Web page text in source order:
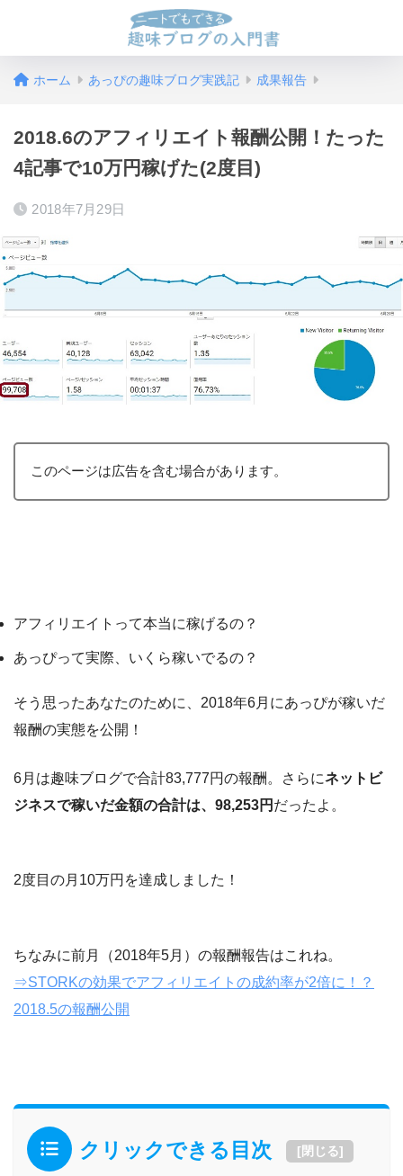
ホーム あっぴの趣味ブログ実践記 成果報告
2018.6のアフィリエイト報酬公開！たった
4記事で10万円稼げた(2度目)
2018年7月29日
このページは広告を含む場合があります。
アフィリエイトって本当に稼げるの？
あっぴって実際、いくら稼いでるの？
そう思ったあなたのために、2018年6月にあっぴが稼いだ
報酬の実態を公開！
6月は趣味ブログで合計83,777円の報酬。さらにネットビ
ジネスで稼いだ金額の合計は、98,253円 だったよ。
2度目の月10万円を達成しました！
ちなみに前月（2018年5月）の報酬報告はこれね。
⇒STORKの効果でアフィリエイトの成約率が2倍に！？
2018.5の報酬公開
クリックできる目次 [閉じる]